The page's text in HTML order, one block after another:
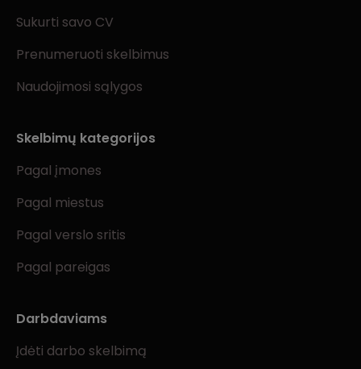
Sukurti savo CV
Prenumeruoti skelbimus
Naudojimosi sąlygos
Skelbimų kategorijos
Pagal įmones
Pagal miestus
Pagal verslo sritis
Pagal pareigas
Darbdaviams
Įdėti darbo skelbimą